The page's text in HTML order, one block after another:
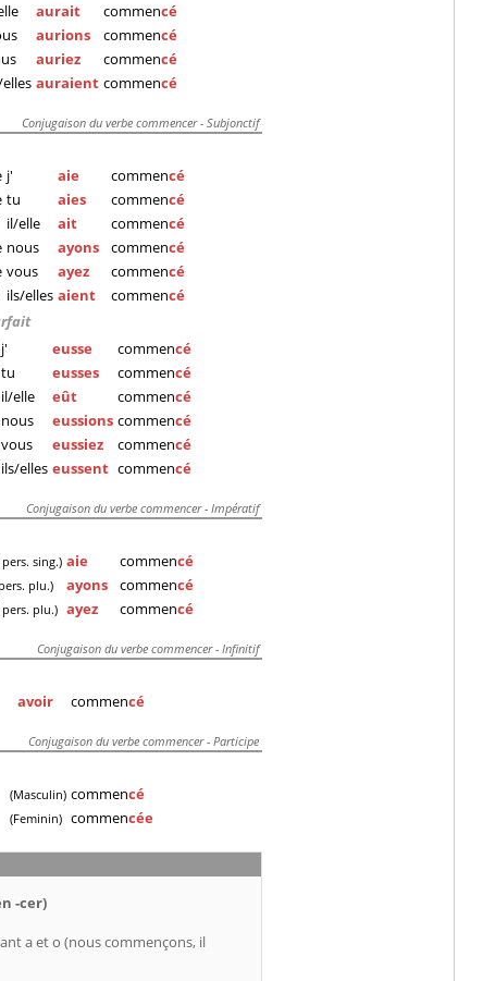
aurait commencé
aurions commencé
auriez commencé
auraient commencé
Conjugaison du verbe commencer - Subjonctif
j' aie commencé
tu aies commencé
il/elle ait commencé
nous ayons commencé
vous ayez commencé
ils/elles aient commencé
j' eusse commencé
tu eusses commencé
il/elle eût commencé
nous eussions commencé
vous eussiez commencé
ils/elles eussent commencé
Conjugaison du verbe commencer - Impératif
sing.) aie commencé
plu.) ayons commencé
plu.) ayez commencé
Conjugaison du verbe commencer - Infinitif
avoir
commencé
Conjugaison du verbe commencer - Participe
(Masculin) commencé
(Feminin) commencée
-cer)
a et o (nous commençons, il